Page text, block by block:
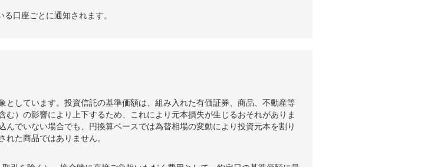
口座ごとに通知されます。
しています。投資信託の基準価額は、組み入れた有価証券、商品、不動産等
）の影響により上下するため、これにより元本損失が生じるおそれがありま
でいない場合でも、円換算ベースでは為替相場の変動により投資元本を割り
た商品ではありません。